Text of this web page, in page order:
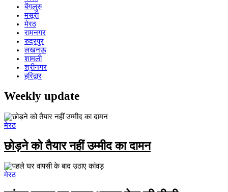
बेंगलुरु
मसूरी
मेरठ
रामनगर
रुद्रपुर
लखनऊ
शामली
श्रीनगर
हरिद्वार
Weekly update
मेरठ
छोड़ने को तैयार नहीं उम्मीद का दामन
मेरठ